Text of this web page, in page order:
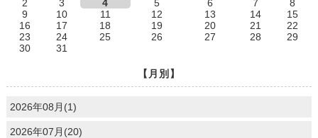
2
3 4 5 6 7
8
9
10 11 12 13 14
15
16
17 18 19 20 21
22
23
24 25 26 27 28
29
30
31
【月別】
2026年08月(1)
2026年07月(20)